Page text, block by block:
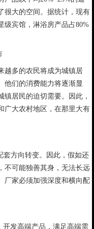
很大的空间。据统计，现有
级宾馆，淋浴房产品占80%
越多的农民将成为城镇居
他们的消费能力将逐渐显
居民的迫切需要。因此，
广大农村地区，在那里大有
方向转变。因此，假如还
不可能独善其身，无法长远
厂家必须加强深度和横向配
开发高端产品，满足高端需